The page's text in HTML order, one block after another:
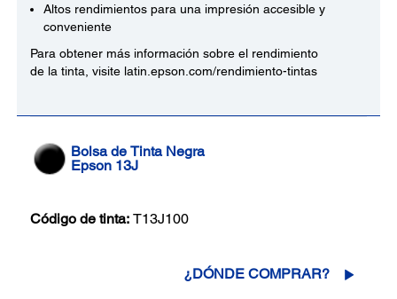
Altos rendimientos para una impresión accesible y
conveniente
Para obtener más información sobre el rendimiento
de la tinta, visite latin.epson.com/rendimiento-tintas
Bolsa de Tinta Negra
Epson 13J
Código de tinta: T13J100
¿DÓNDE COMPRAR?